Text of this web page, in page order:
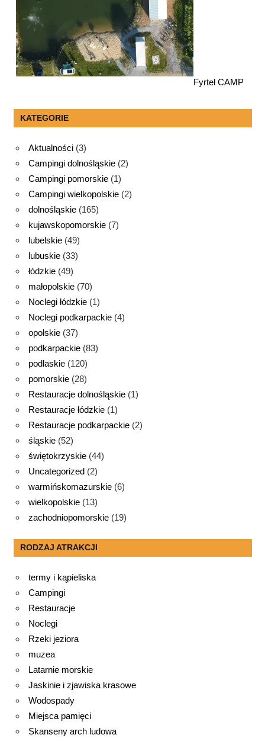
Fyrtel CAMP
KATEGORIE
Aktualności (3)
Campingi dolnośląskie (2)
Campingi pomorskie (1)
Campingi wielkopolskie (2)
dolnośląskie (165)
kujawskopomorskie (7)
lubelskie (49)
lubuskie (33)
łódzkie (49)
małopolskie (70)
Noclegi łódzkie (1)
Noclegi podkarpackie (4)
opolskie (37)
podkarpackie (83)
podlaskie (120)
pomorskie (28)
Restauracje dolnośląskie (1)
Restauracje łódzkie (1)
Restauracje podkarpackie (2)
śląskie (52)
świętokrzyskie (44)
Uncategorized (2)
warmińskomazurskie (6)
wielkopolskie (13)
zachodniopomorskie (19)
RODZAJ ATRAKCJI
termy i kąpieliska
Campingi
Restauracje
Noclegi
Rzeki jeziora
muzea
Latarnie morskie
Jaskinie i zjawiska krasowe
Wodospady
Miejsca pamięci
Skanseny arch ludowa